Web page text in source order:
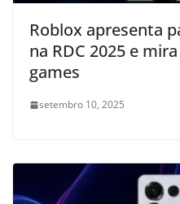
Roblox apresenta
na RDC 2025 e
games
setembro 10, 2025